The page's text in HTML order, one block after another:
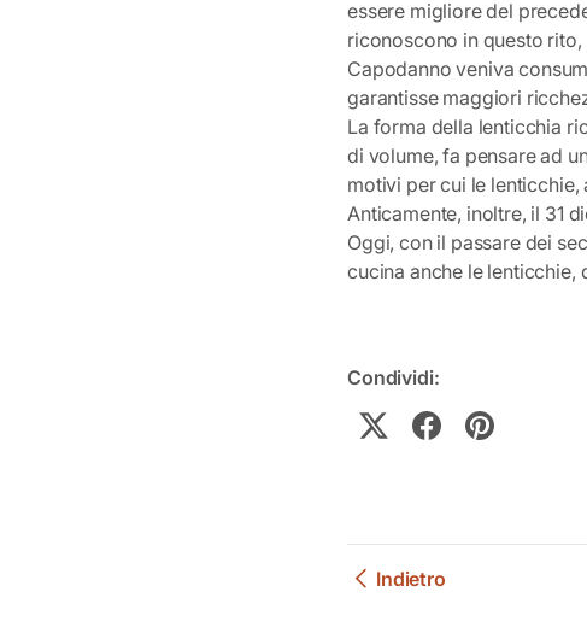
essere migliore del
riconoscono in questo
Capodanno veniva
garantisse maggiori
La forma della lenticchia
di volume, fa pensare ad
motivi per cui le
Anticamente, inoltre, il 31
Oggi, con il passare dei
cucina anche le lenticchie,
Condividi:
Indietro